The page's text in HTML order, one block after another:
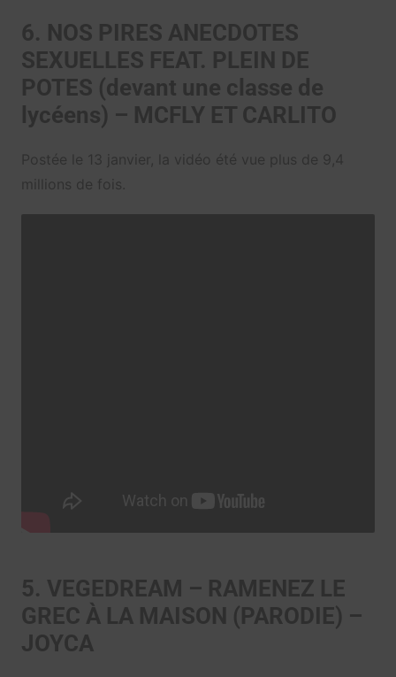
6. NOS PIRES ANECDOTES
SEXUELLES FEAT. PLEIN DE
POTES (devant une classe de
lycéens) – MCFLY ET CARLITO
Postée le 13 janvier, la vidéo été vue plus de 9,4
millions de fois.
5. VEGEDREAM – RAMENEZ LE
GREC À LA MAISON (PARODIE) –
JOYCA